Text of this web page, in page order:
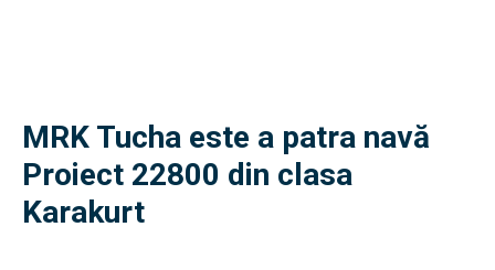
MRK Tucha este a patra navă
Proiect 22800 din clasa
Karakurt